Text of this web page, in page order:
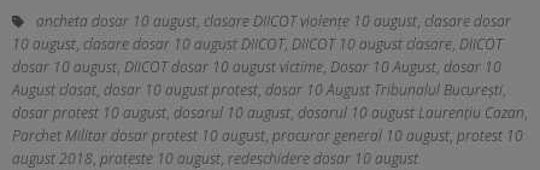
ancheta dosar 10 august, clasare DIICOT violențe 10 august, clasare dosar
10 august, clasare dosar 10 august DIICOT, DIICOT 10 august clasare, DIICOT
dosar 10 august, DIICOT dosar 10 august victime, Dosar 10 August, dosar 10
August clasat, dosar 10 august protest, dosar 10 August Tribunalul București,
dosar protest 10 august, dosarul 10 august, dosarul 10 august Laurențiu Cazan,
Parchet Militar dosar protest 10 august, procuror general 10 august, protest 10
august 2018, proteste 10 august, redeschidere dosar 10 august